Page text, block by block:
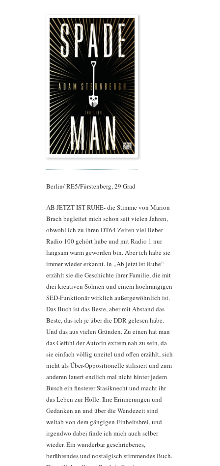
Berlin/ RE5/Fürstenberg, 29 Grad
AB JETZT IST RUHE- die Stimme von Marion
Brach begleitet mich schon seit vielen Jahren,
obwohl ich zu ihren DT64 Zeiten viel lieber
Radio 100 gehört habe und mit Radio 1 nur
langsam warm geworden bin. Aber ich habe sie
immer wieder erkannt. In „Ab jetzt ist Ruhe“
erzählt sie die Geschichte ihrer Familie, die mit
drei kreativen Söhnen und einem hochrangigen
SED-Funktionär wirklich außergewöhnlich ist.
Das Buch ist das Beste, aber mit Abstand das
Beste, das ich je über die DDR gelesen habe.
Und das aus vielen Gründen. Zu einen hat man
das Gefühl der Autorin extrem nah zu sein, da
sie einfach völlig uneitel und offen erzählt, sich
nicht als Über-Oppositionelle stilisiert und zum
anderen lauert endlich mal nicht hinter jedem
Busch ein finsterer Stasiknecht und macht ihr
das Leben zur Hölle. Ihre Erinnerungen und
Gedanken an und über die Wendezeit sind
weitab von dem gängigen Einheitsbrei, und
irgendwo dabei finde ich mich auch selber
wieder. Ein wunderbar geschriebenes,
berührendes und nostalgisch stimmendes Buch.